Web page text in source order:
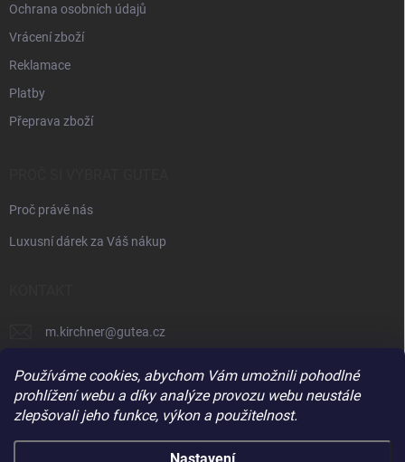
Používáme cookies, abychom Vám umožnili pohodlné
prohlížení webu a díky analýze provozu webu neustále
zlepšovali jeho funkce, výkon a použitelnost.
Ochrana osobních údajů
Vrácení zboží
Reklamace
Platby
Přeprava zboží
Proč právě nás
Luxusní dárek za Váš nákup
m.kirchner@gutea.cz
+420 602 710 841